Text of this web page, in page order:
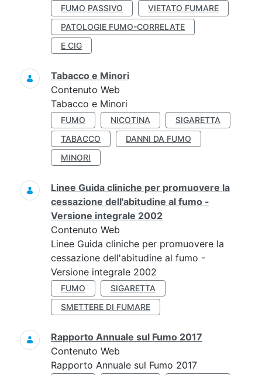
FUMO PASSIVO
VIETATO FUMARE
PATOLOGIE FUMO-CORRELATE
E CIG
Tabacco e Minori
Contenuto Web
Tabacco e Minori
FUMO NICOTINA
SIGARETTA
TABACCO
DANNI DA FUMO
MINORI
Linee Guida cliniche per promuovere la
cessazione dell'abitudine al fumo -
Versione integrale 2002
Contenuto Web
Linee Guida cliniche per promuovere la
cessazione dell'abitudine al fumo -
Versione integrale 2002
FUMO
SIGARETTA
SMETTERE DI FUMARE
Rapporto Annuale sul Fumo 2017
Contenuto Web
Rapporto Annuale sul Fumo 2017